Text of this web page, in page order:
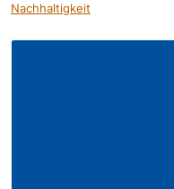
Nachhaltigkeit